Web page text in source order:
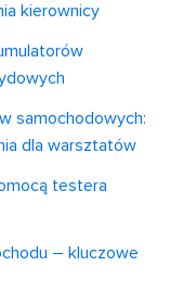
kierownicy
samochodowych:
dla warsztatów
testera
– kluczowe